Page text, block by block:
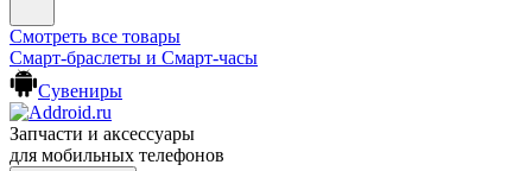
Смотреть все товары
Смарт-браслеты и Смарт-часы
Сувениры
Запчасти и аксессуары
для мобильных телефонов